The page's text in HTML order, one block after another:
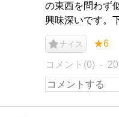
の東西を問わず
興味深いです。
ナイス ★6
コメント(0)